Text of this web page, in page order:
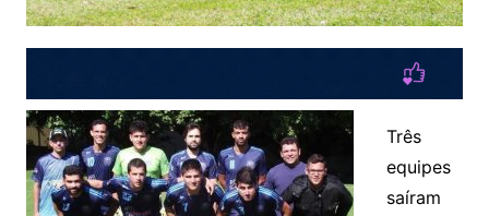
Três
equipes
saíram